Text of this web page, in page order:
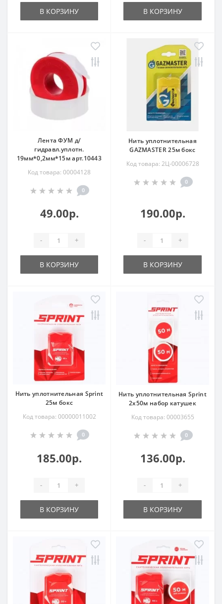
В КОРЗИНУ В КОРЗИНУ
Лента ФУМ д/
гидравл.уплотн.
19мм*0,2мм*15м арт.10443
Код товара: 00004128
0
49.00р.
- +
В КОРЗИНУ
Нить уплотнительная
GAZMASTER 25м бокс
Код товара: 2Ц-00006728
0
190.00р.
- +
В КОРЗИНУ
Нить уплотнительная Sprint
25м бокс
Код товара: 00000011002
0
185.00р.
- +
В КОРЗИНУ
Нить уплотнительная Sprint
2х50м набор катушек
Код товара: 00003655
0
136.00р.
- +
В КОРЗИНУ